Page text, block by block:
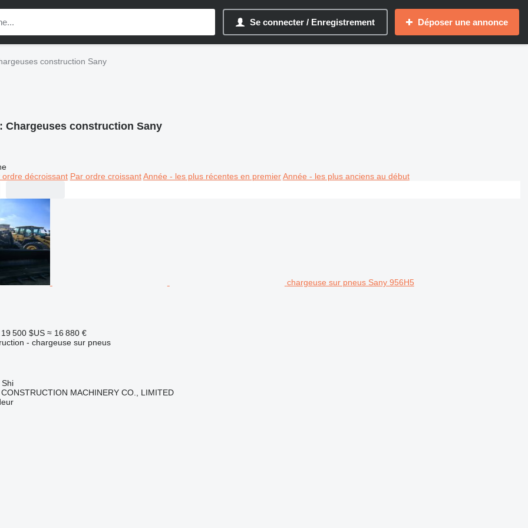
Se connecter / Enregistrement Déposer une annonce
construction Sany
Chargeuses construction Sany
ordre décroissant Par ordre croissant Année - les plus récentes en premier Année - les plus anciens au début
chargeuse sur pneus Sany 956H5
19 500 $US ≈ 16 880 €
- chargeuse sur pneus
MACHINERY CO., LIMITED